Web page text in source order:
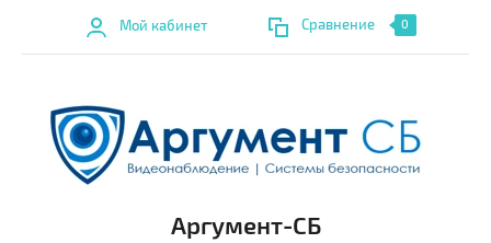
Мой кабинет Сравнение 0
Аргумент-СБ